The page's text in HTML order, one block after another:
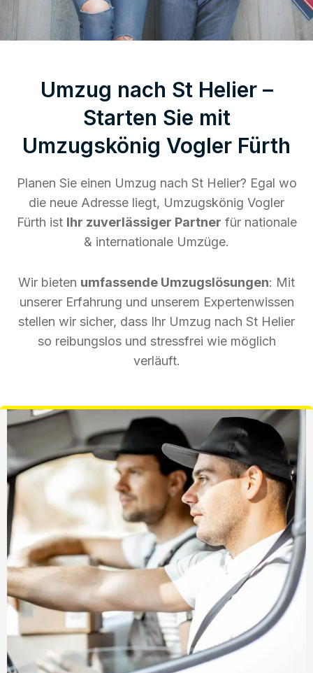
Umzug nach St Helier –
Starten Sie mit
Umzugskönig Vogler Fürth
Planen Sie einen Umzug nach St Helier? Egal wo
die neue Adresse liegt, Umzugskönig Vogler
Fürth ist Ihr zuverlässiger Partner für nationale
& internationale Umzüge.
Wir bieten umfassende Umzugslösungen: Mit
unserer Erfahrung und unserem Expertenwissen
stellen wir sicher, dass Ihr Umzug nach St Helier
so reibungslos und stressfrei wie möglich
verläuft.